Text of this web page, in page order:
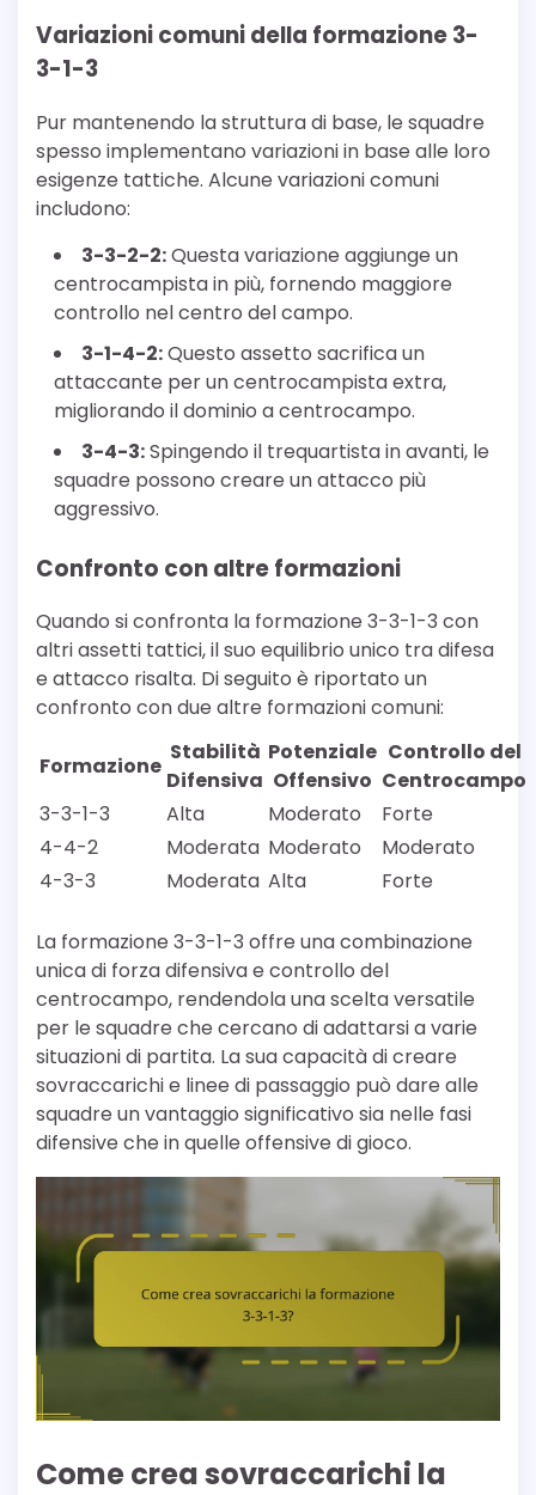
Variazioni comuni della formazione 3-
3-1-3
Pur mantenendo la struttura di base, le squadre
spesso implementano variazioni in base alle loro
esigenze tattiche. Alcune variazioni comuni
includono:
3-3-2-2:Questa variazione aggiunge un
centrocampista in più, fornendo maggiore
controllo nel centro del campo.
3-1-4-2:Questo assetto sacrifica un
attaccante per un centrocampista extra,
migliorando il dominio a centrocampo.
3-4-3:Spingendo il trequartista in avanti, le
squadre possono creare un attacco più
aggressivo.
Confronto con altre formazioni
Quando si confronta la formazione 3-3-1-3 con
altri assetti tattici, il suo equilibrio unico tra difesa
e attacco risalta. Di seguito è riportato un
confronto con due altre formazioni comuni:
Formazione
Stabilità
Difensiva
Potenziale
Offensivo
Controllo del
Centrocampo
3-3-1-3
Alta Moderato
Forte
4-4-2
Moderata Moderato
Moderato
4-3-3
Moderata Alta Forte
La formazione 3-3-1-3 offre una combinazione
unica di forza difensiva e controllo del
centrocampo, rendendola una scelta versatile
per le squadre che cercano di adattarsi a varie
situazioni di partita. La sua capacità di creare
sovraccarichi e linee di passaggio può dare alle
squadre un vantaggio significativo sia nelle fasi
difensive che in quelle offensive di gioco.
Come crea sovraccarichi la